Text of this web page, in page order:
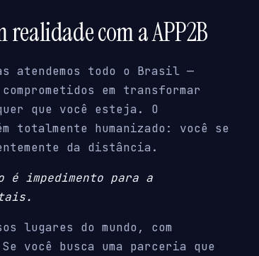
realidade com a APP2B
atendemos todo o Brasil —
em transformar
que você esteja. O
totalmente humanizado: você se
da distância.
é impedimento para a
lugares do mundo, com
você busca uma parceria que